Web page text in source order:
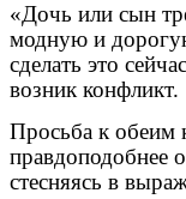
«Дочь или сын
модную и
сделать это
возник конфликт.
Просьба к обеим
правдоподобнее
стесняясь в